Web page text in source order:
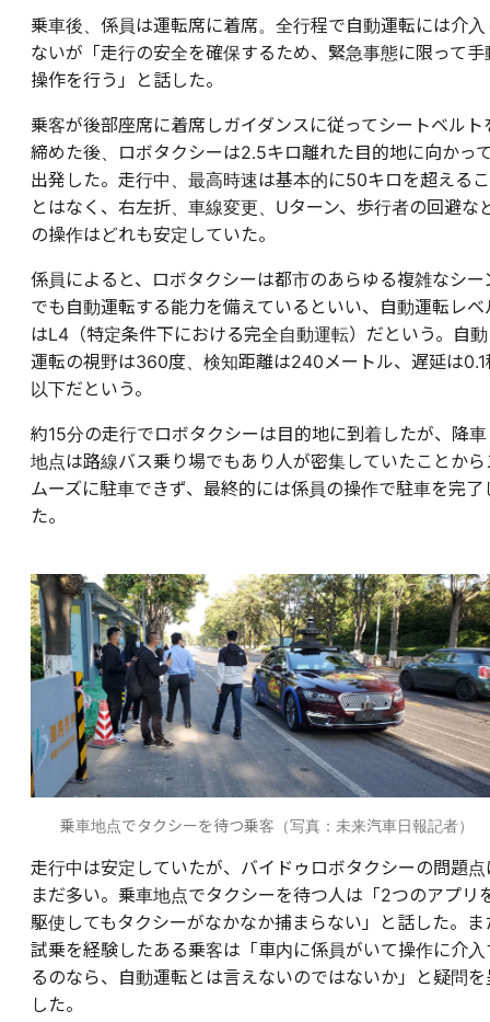
乗車後、係員は運転席に着席。全行程で自動運転には介入
ないが「走行の安全を確保するため、緊急事態に限って手
操作を行う」と話した。
乗客が後部座席に着席しガイダンスに従ってシートベルト
締めた後、ロボタクシーは2.5キロ離れた目的地に向かっ
出発した。走行中、最高時速は基本的に50キロを超えるこ
とはなく、右左折、車線変更、Uターン、歩行者の回避な
の操作はどれも安定していた。
係員によると、ロボタクシーは都市のあらゆる複雑なシー
でも自動運転する能力を備えているといい、自動運転レベ
はL4（特定条件下における完全自動運転）だという。自動
運転の視野は360度、検知距離は240メートル、遅延は0.1
以下だという。
約15分の走行でロボタクシーは目的地に到着したが、降車
地点は路線バス乗り場でもあり人が密集していたことから
ムーズに駐車できず、最終的には係員の操作で駐車を完了
た。
乗車地点でタクシーを待つ乗客（写真：未来汽車日報記者）
走行中は安定していたが、バイドゥロボタクシーの問題点
まだ多い。乗車地点でタクシーを待つ人は「2つのアプリ
駆使してもタクシーがなかなか捕まらない」と話した。ま
試乗を経験したある乗客は「車内に係員がいて操作に介入
るのなら、自動運転とは言えないのではないか」と疑問を
した。